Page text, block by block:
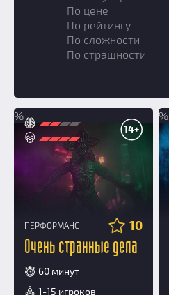
По цене
По рейтингу
По сложности
По страшности
%
14+
ПЕРФОРМАНС 10
Очень странные дела
60 минут
1-15 игроков
%